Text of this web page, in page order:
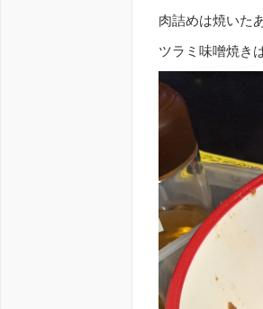
肉詰めは焼いた
ツラミ味噌焼き